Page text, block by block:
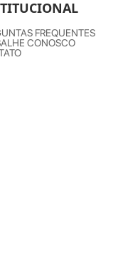
FREQUENTES
CONOSCO